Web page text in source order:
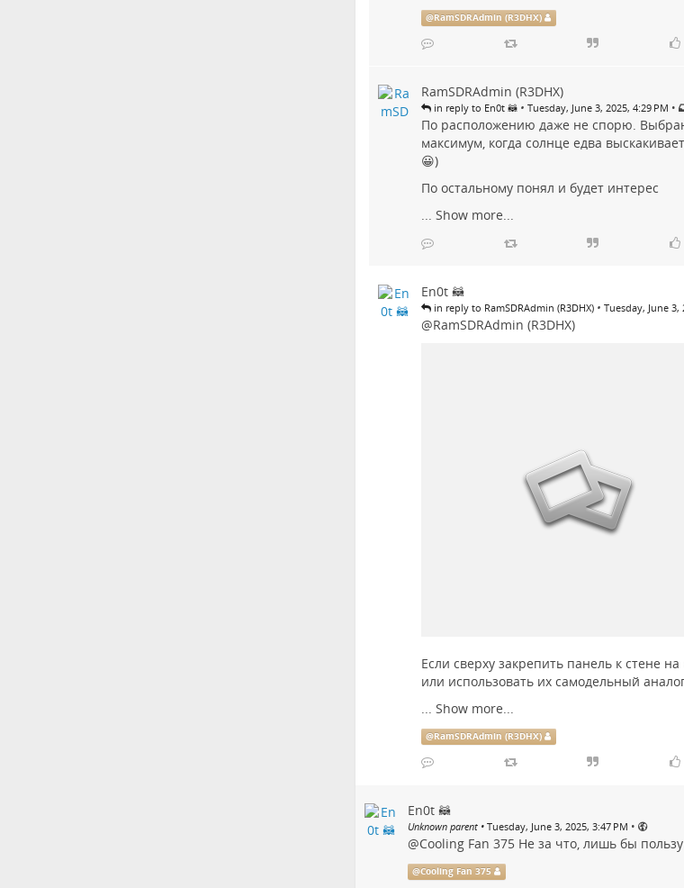
@RamSDRAdmin (R3DHX)
RamSDRAdmin (R3DHX)
in reply to En0t 🦝 • Tuesday, June 3, 2025, 4:29 PM •
По расположению даже не спорю.
максимум, когда солнце едва
😀)
По остальному понял и будет интерес
... Show more...
En0t 🦝
in reply to RamSDRAdmin (R3DHX) • Tuesday, June 3,
@RamSDRAdmin (R3DHX)
Если сверху закрепить панель к стене
или использовать их самодельный
... Show more...
@RamSDRAdmin (R3DHX)
En0t 🦝
Unknown parent • Tuesday, June 3, 2025, 3:47 PM •
@Cooling Fan 375Не за что, лишь бы
@Cooling Fan 375